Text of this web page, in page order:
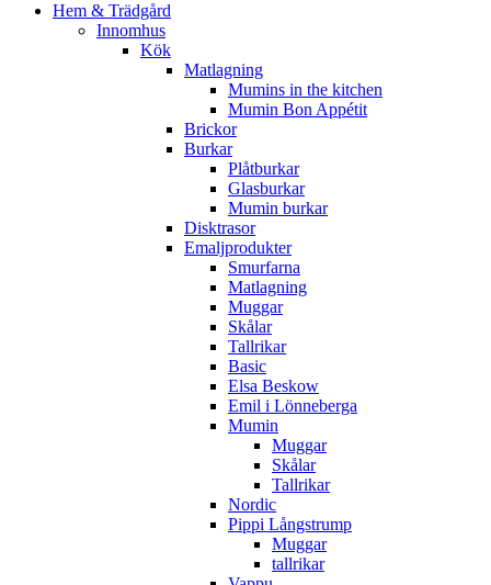
Hem & Trädgård
Innomhus
Kök
Matlagning
Mumins in the kitchen
Mumin Bon Appétit
Brickor
Burkar
Plåtburkar
Glasburkar
Mumin burkar
Disktrasor
Emaljprodukter
Smurfarna
Matlagning
Muggar
Skålar
Tallrikar
Basic
Elsa Beskow
Emil i Lönneberga
Mumin
Muggar
Skålar
Tallrikar
Nordic
Pippi Långstrump
Muggar
tallrikar